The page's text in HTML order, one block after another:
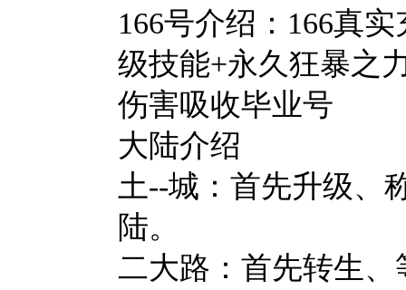
166号介绍：166真
级技能+永久狂暴之
伤害吸收毕业号
大陆介绍
土--城：首先升级、
陆。
二大路：首先转生